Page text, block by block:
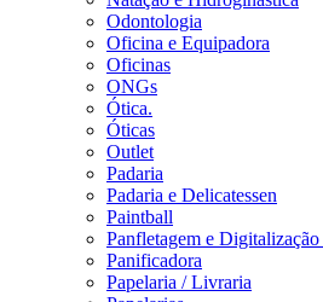
Odontologia
Oficina e Equipadora
Oficinas
ONGs
Ótica.
Óticas
Outlet
Padaria
Padaria e Delicatessen
Paintball
Panfletagem e
Panificadora
Papelaria / Livraria